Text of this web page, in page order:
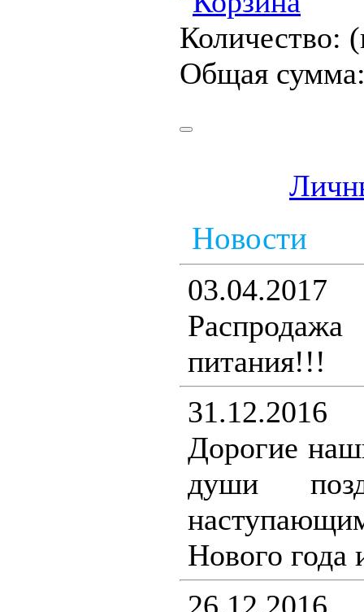
Количество:
Общая
Новости
03.04.2017
питания!!!
31.12.2016
Дорогие
души
Нового года